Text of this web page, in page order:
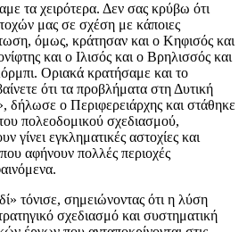
τα χειρότερα. Δεν σας κρύβω ότι
μας σε σχέση με κάποιες
όμως, κράτησαν και ο Κηφισός και
και ο Ιλισός και ο Βρηλισσός και
Οριακά κρατήσαμε και το
ότι τα προβλήματα στη Δυτική
δήλωσε ο Περιφερειάρχης και στάθηκε
του πολεοδομικού σχεδιασμού,
γίνει εγκληματικές αστοχίες και
αφήνουν πολλές περιοχές
τόνισε, σημειώνοντας ότι η λύση
σχεδιασμό και συστηματική